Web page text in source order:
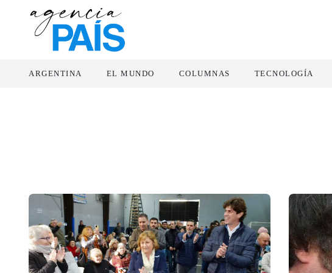
ARGENTINA EL MUNDO COLUMNAS TECNOLOGÍA